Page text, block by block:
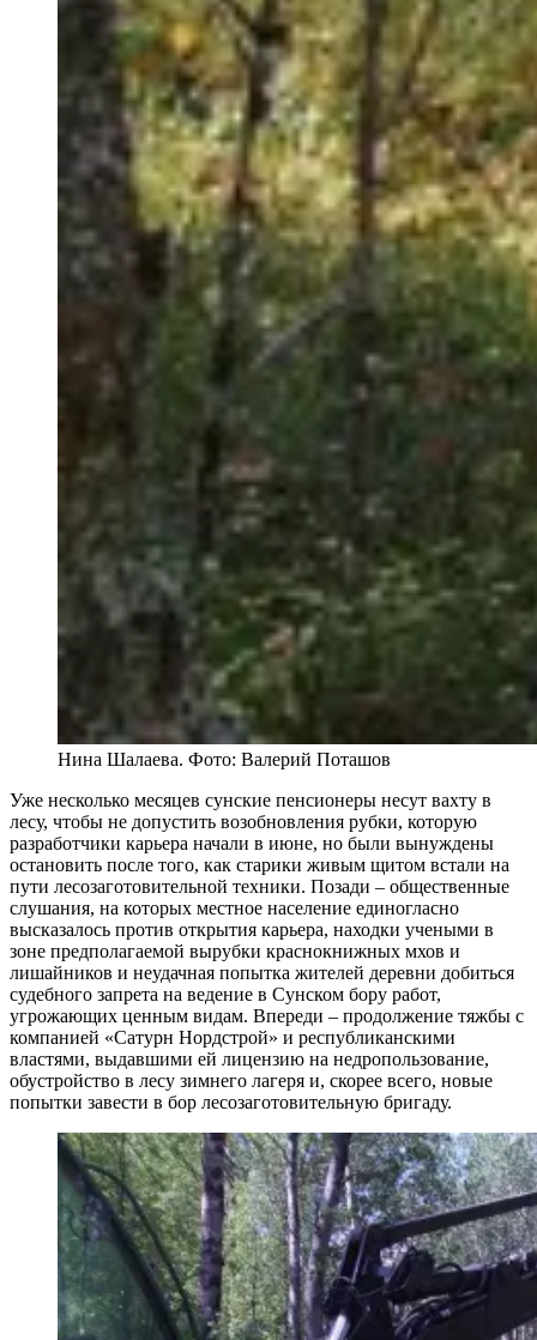
Нина Шалаева. Фото: Валерий Поташов
Уже несколько месяцев сунские пенсионеры несут вахту в
лесу, чтобы не допустить возобновления рубки, которую
разработчики карьера начали в июне, но были вынуждены
остановить после того, как старики живым щитом встали на
пути лесозаготовительной техники. Позади – общественные
слушания, на которых местное население единогласно
высказалось против открытия карьера, находки учеными в
зоне предполагаемой вырубки краснокнижных мхов и
лишайников и неудачная попытка жителей деревни добиться
судебного запрета на ведение в Сунском бору работ,
угрожающих ценным видам. Впереди – продолжение тяжбы с
компанией «Сатурн Нордстрой» и республиканскими
властями, выдавшими ей лицензию на недропользование,
обустройство в лесу зимнего лагеря и, скорее всего, новые
попытки завести в бор лесозаготовительную бригаду.